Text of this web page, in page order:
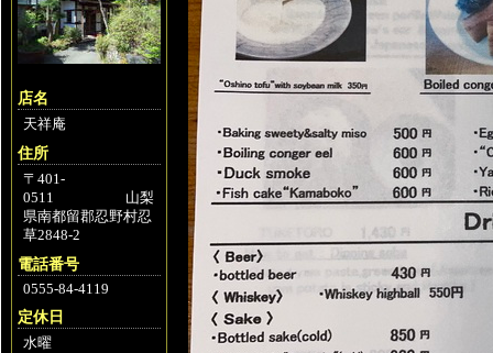
店名
天祥庵
住所
〒401-
0511 山梨
県南都留郡忍野村忍
草2848-2
電話番号
0555-84-4119
定休日
水曜